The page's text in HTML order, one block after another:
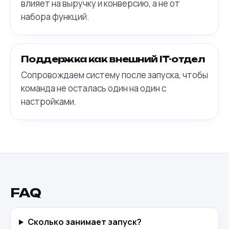
влияет на выручку и конверсию, а не от
набора функций.
Поддержка как внешний IT-отдел
Сопровождаем систему после запуска, чтобы
команда не осталась один на один с
настройками.
FAQ
Сколько занимает запуск?